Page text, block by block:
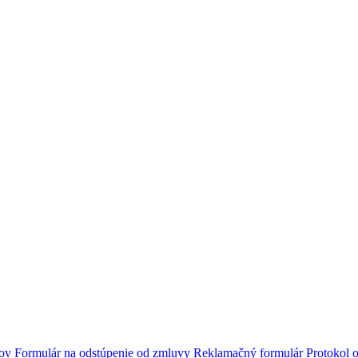
Formulár na odstúpenie od zmluvy Reklamačný formulárProtokol